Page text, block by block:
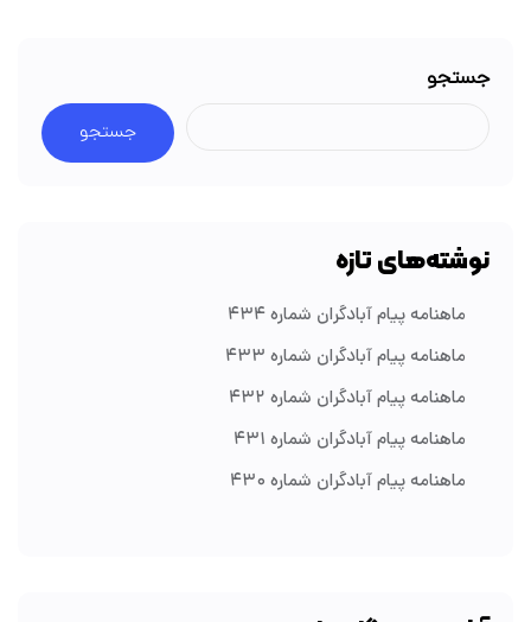
جستجو
جستجو
نوشته‌های تازه
ماهنامه پیام آبادگران شماره ۴۳۴
ماهنامه پیام آبادگران شماره ۴۳۳
ماهنامه پیام آبادگران شماره ۴۳۲
ماهنامه پیام آبادگران شماره ۴۳۱
ماهنامه پیام آبادگران شماره ۴۳۰